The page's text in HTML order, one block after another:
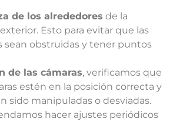
de los alrededores de la
Esto para evitar que las
sean obstruidas y tener puntos
de las cámaras, verificamos que
estén en la posición correcta y
sido manipuladas o desviadas.
hacer ajustes periódicos